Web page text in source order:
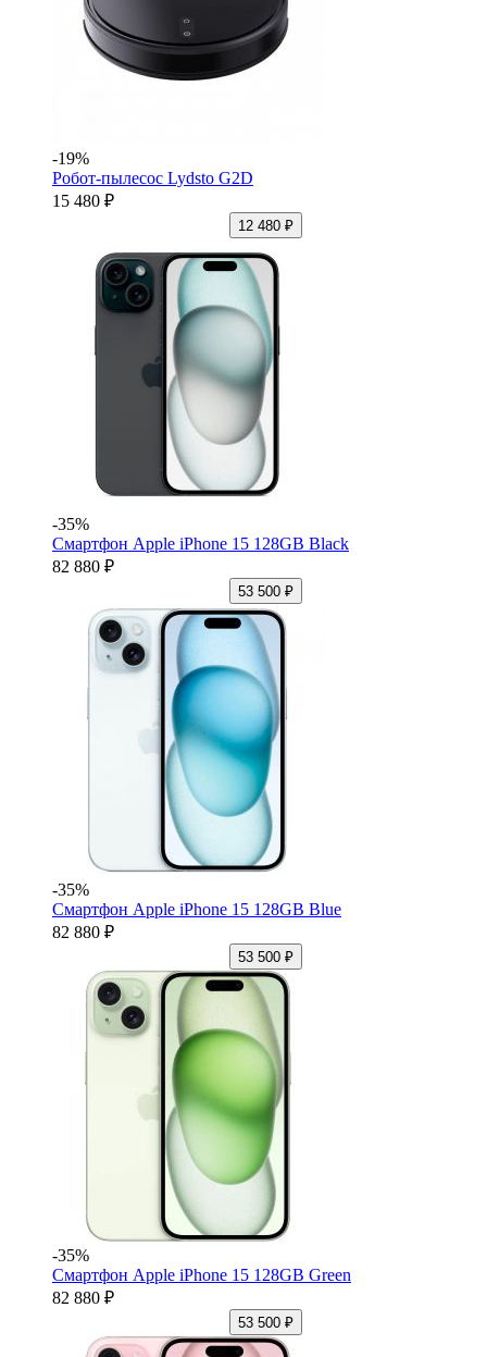
-19%
Робот-пылесос Lydsto G2D
15 480 ₽
12 480 ₽
-35%
Смартфон Apple iPhone 15 128GB Black
82 880 ₽
53 500 ₽
-35%
Смартфон Apple iPhone 15 128GB Blue
82 880 ₽
53 500 ₽
-35%
Смартфон Apple iPhone 15 128GB Green
82 880 ₽
53 500 ₽